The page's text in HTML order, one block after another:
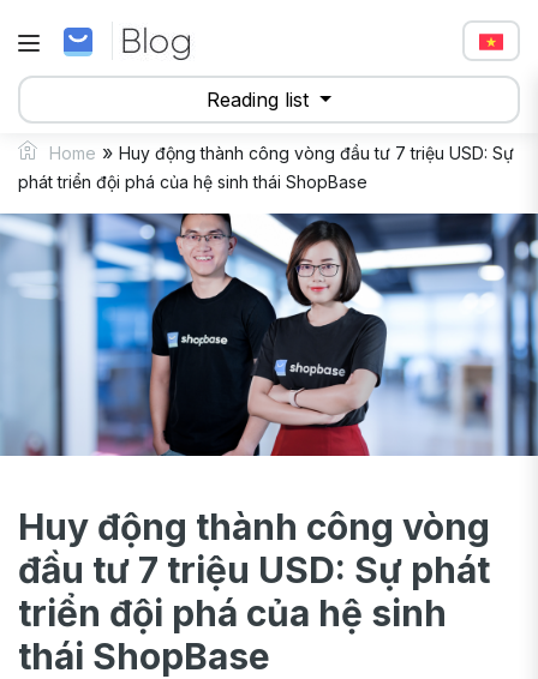
Reading list
Home » Huy động thành công vòng đầu tư 7 triệu USD: Sự
phát triển đội phá của hệ sinh thái ShopBase
Huy động thành công vòng
đầu tư 7 triệu USD: Sự phát
triển đội phá của hệ sinh
thái ShopBase